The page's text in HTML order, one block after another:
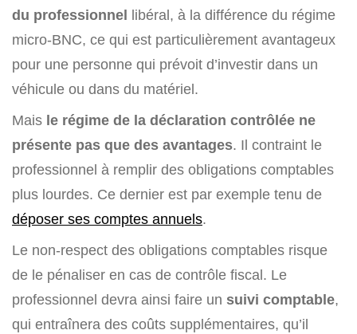
du professionnel libéral, à la différence du régime
micro-BNC, ce qui est particulièrement avantageux
pour une personne qui prévoit d’investir dans un
véhicule ou dans du matériel.
Mais le régime de la déclaration contrôlée ne
présente pas que des avantages. Il contraint le
professionnel à remplir des obligations comptables
plus lourdes. Ce dernier est par exemple tenu de
déposer ses comptes annuels.
Le non-respect des obligations comptables risque
de le pénaliser en cas de contrôle fiscal. Le
professionnel devra ainsi faire un suivi comptable,
qui entraînera des coûts supplémentaires, qu’il